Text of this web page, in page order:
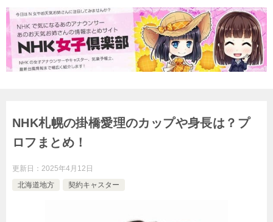
NHK札幌の掛橋愛理のカップや身長は？プ
ロフまとめ！
更新日： 2025年4月12日
北海道地方
契約キャスター